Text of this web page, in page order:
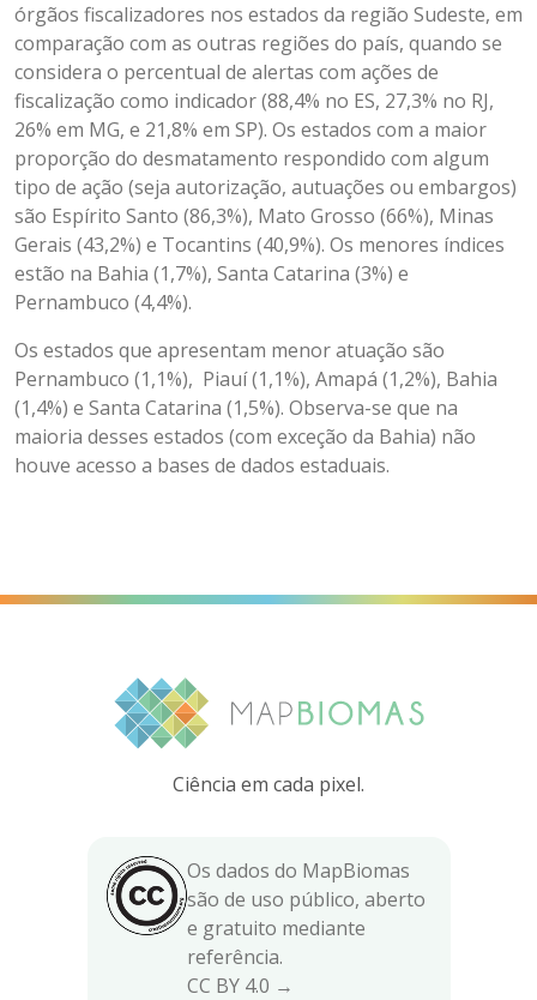
órgãos fiscalizadores nos estados da região Sudeste, em
comparação com as outras regiões do país, quando se
considera o percentual de alertas com ações de
fiscalização como indicador (88,4% no ES, 27,3% no RJ,
26% em MG, e 21,8% em SP). Os estados com a maior
proporção do desmatamento respondido com algum
tipo de ação (seja autorização, autuações ou embargos)
são Espírito Santo (86,3%), Mato Grosso (66%), Minas
Gerais (43,2%) e Tocantins (40,9%). Os menores índices
estão na Bahia (1,7%), Santa Catarina (3%) e
Pernambuco (4,4%).
Os estados que apresentam menor atuação são
Pernambuco (1,1%), Piauí (1,1%), Amapá (1,2%), Bahia
(1,4%) e Santa Catarina (1,5%). Observa-se que na
maioria desses estados (com exceção da Bahia) não
houve acesso a bases de dados estaduais.
Ciência em cada pixel.
Os dados do MapBiomas
são de uso público, aberto
e gratuito mediante
referência.
CC BY 4.0 →